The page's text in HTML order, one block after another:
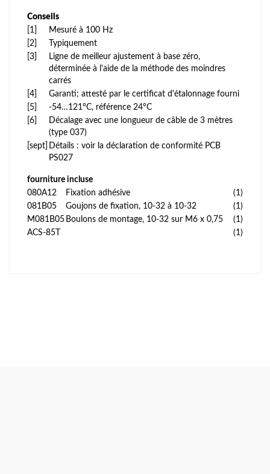
Conseils
[1]
Mesuré à 100 Hz
[2]
Typiquement
[3]
Ligne de meilleur ajustement à base zéro,
déterminée à l'aide de la méthode des moindres
carrés
[4]
Garanti; attesté par le certificat d'étalonnage fourni
[5]
-54…121°C, référence 24°C
[6]
Décalage avec une longueur de câble de 3 mètres
(type 037)
[sept]
Détails : voir la déclaration de conformité PCB
PS027
fourniture incluse
080A12
Fixation adhésive
(1)
081B05
Goujons de fixation, 10-32 à 10-32
(1)
M081B05 Boulons de montage, 10-32 sur M6 x 0,75
(1)
ACS-85T
(1)